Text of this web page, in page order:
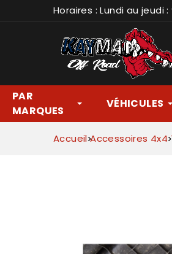
Horaires : Lundi au jeudi
PAR
MARQUES
VÉHICULES
Accueil Accessoires 4x4